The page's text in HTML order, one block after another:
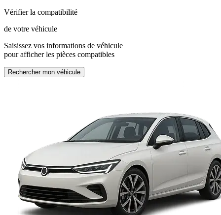
Vérifier la compatibilité
de votre véhicule
Saisissez vos informations de véhicule
pour afficher les pièces compatibles
Rechercher mon véhicule